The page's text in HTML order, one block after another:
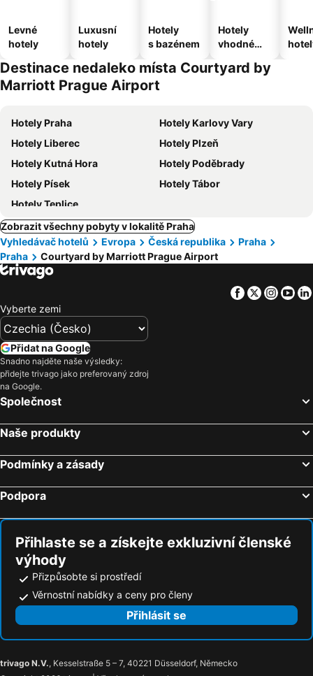
Levné
hotely
Luxusní
hotely
Hotely
s bazénem
Hotely
vhodné
domácí
Destinace nedaleko místa Courtyard by
Marriott Prague Airport
Hotely Praha
Hotely Karlovy Vary
Hotely Liberec
Hotely Plzeň
Hotely Kutná Hora
Hotely Poděbrady
Hotely Písek
Hotely Tábor
Hotely Teplice
Zobrazit všechny pobyty v lokalitě Praha
Vyhledávač hotelů
Evropa Česká republika
Praha
Praha
Courtyard by Marriott Prague Airport
Facebook
Twitter
Vyberte zemi
Přidat na Google
Snadno najděte naše výsledky:
přidejte trivago jako preferovaný zdroj
na Google.
Společnost
Naše produkty
Podmínky a zásady
Podpora
Přihlaste se a získejte exkluzivní členské
výhody
Přizpůsobte si prostředí
Věrnostní nabídky a ceny pro členy
Přihlásit se
trivago N.V., Kesselstraße 5 – 7, 40221 Düsseldorf, Německo